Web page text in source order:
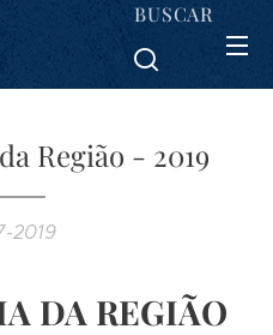
BUSCAR
Região - 2019
2019
DA REGIÃO